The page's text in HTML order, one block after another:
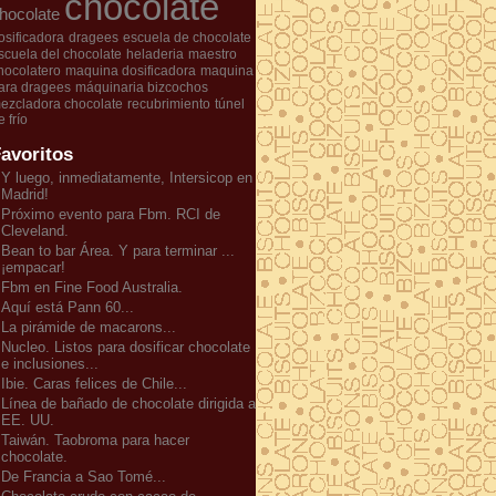
dragees escuela de chocolate
del chocolate heladeria maestro
maquina dosificadora maquina
dragees máquinaria bizcochos
chocolate recubrimiento túnel
frío
Y luego, inmediatamente, Intersicop en
Madrid!
Próximo evento para Fbm. RCI de
Cleveland.
Bean to bar Área. Y para terminar ...
¡empacar!
Fbm en Fine Food Australia.
Aquí está Pann 60...
La pirámide de macarons...
Nucleo. Listos para dosificar chocolate
e inclusiones...
Ibie. Caras felices de Chile...
Línea de bañado de chocolate dirigida a
EE. UU.
Taiwán. Taobroma para hacer
chocolate.
De Francia a Sao Tomé...